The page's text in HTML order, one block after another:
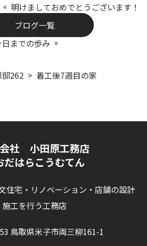
明けましておめでとうございます！
ブログ一覧
までの歩み
262 着工後7週目の家
社 小田原工務店
だはらこうむてん
住宅・リノベーション・店舗の設計
施工を行う工務店
鳥取県米子市両三柳161-1